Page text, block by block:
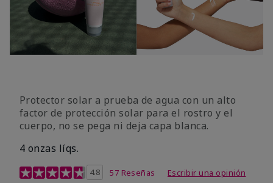
Protector solar a prueba de agua con un alto
factor de protección solar para el rostro y el
cuerpo, no se pega ni deja capa blanca.
4 onzas líqs.
Calificación de clientes de 4,2 de 5
4.8 57 Reseñas Escribir una opinión